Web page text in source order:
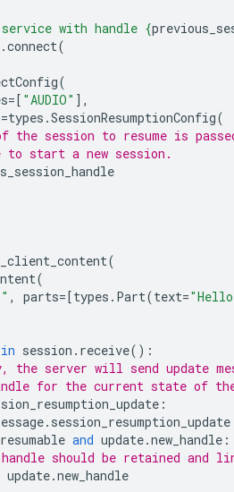
with handle {
.connect(
(
=[ "AUDIO" ],
=types .SessionResumptionConfig(
the session to resume is
to start a new session.
(
(
, parts=[types . Part(text=
in session . receive():
server will send update
for the current state of
:
. session_resumption_update
resumable and update.new_handle :
should be retained and
update.new_handle